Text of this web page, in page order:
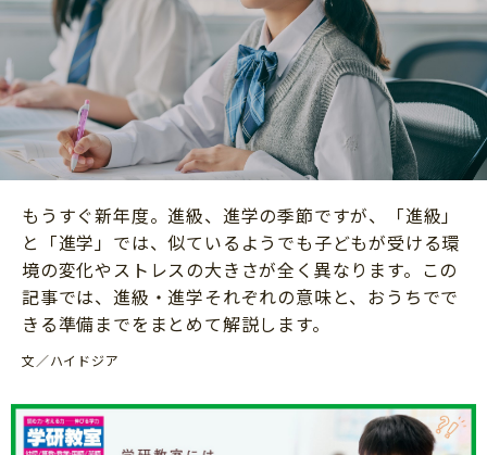
幼稚園・保育園
小学校
科学・プログラミング
教育・学習
絵本・読み聞かせ
自由研究・工作
読書感想文
本・読書
運動・あそび・ゲーム
英語
習い事
知育
住まい
ファッション・美容
行事・イベント
トラブル
親子でいっしょに
人間関係
おでかけ
家族
健康
こそだてマンガ
もうすぐ新年度。進級、進学の季節ですが、「進級」
と「進学」では、似ているようでも子どもが受ける環
境の変化やストレスの大きさが全く異なります。この
記事では、進級・進学それぞれの意味と、おうちでで
きる準備までをまとめて解説します。
文／ハイドジア